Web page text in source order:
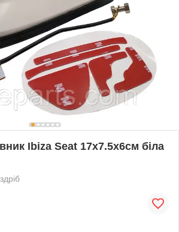
Ibiza Seat 17x7.5x6см біла